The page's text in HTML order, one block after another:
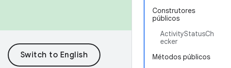
Construtores
públicos
ActivityStatusCh
ecker
Métodos públicos